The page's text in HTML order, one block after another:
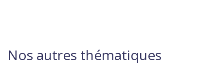
Nos autres thématiques